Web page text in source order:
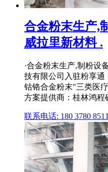
合金粉末生产,
威拉里新材料 .
·合金粉末生产,制粉设
技有限公司入驻粉享通
钴铬合金粉末"三类医
方案提供商：桂林鸿程
联系电话: 180 3780 8511